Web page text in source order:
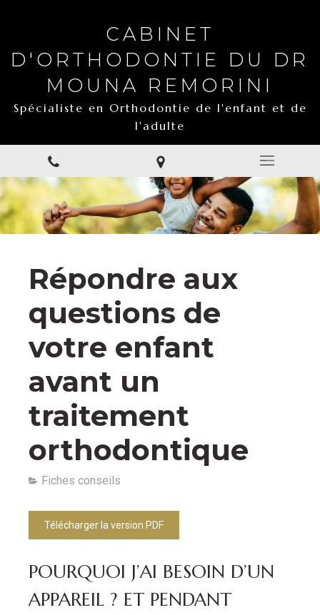
CABINET
D'ORTHODONTIE DU DR
MOUNA REMORINI
Spécialiste en Orthodontie de l'enfant et de
l'adulte
Répondre aux
questions de
votre enfant
avant un
traitement
orthodontique
Fiches conseils
Télécharger la version PDF
POURQUOI J’AI BESOIN D’UN
APPAREIL ? ET PENDANT